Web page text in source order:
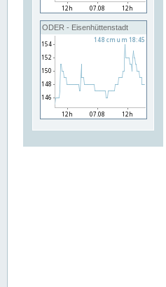
ODER - Eisenhüttenstadt